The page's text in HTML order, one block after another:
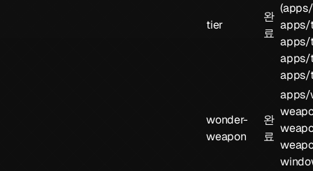
tier
완
료
(
apps/
apps/
apps/
apps/
wonder-
weapon
완
료
apps/